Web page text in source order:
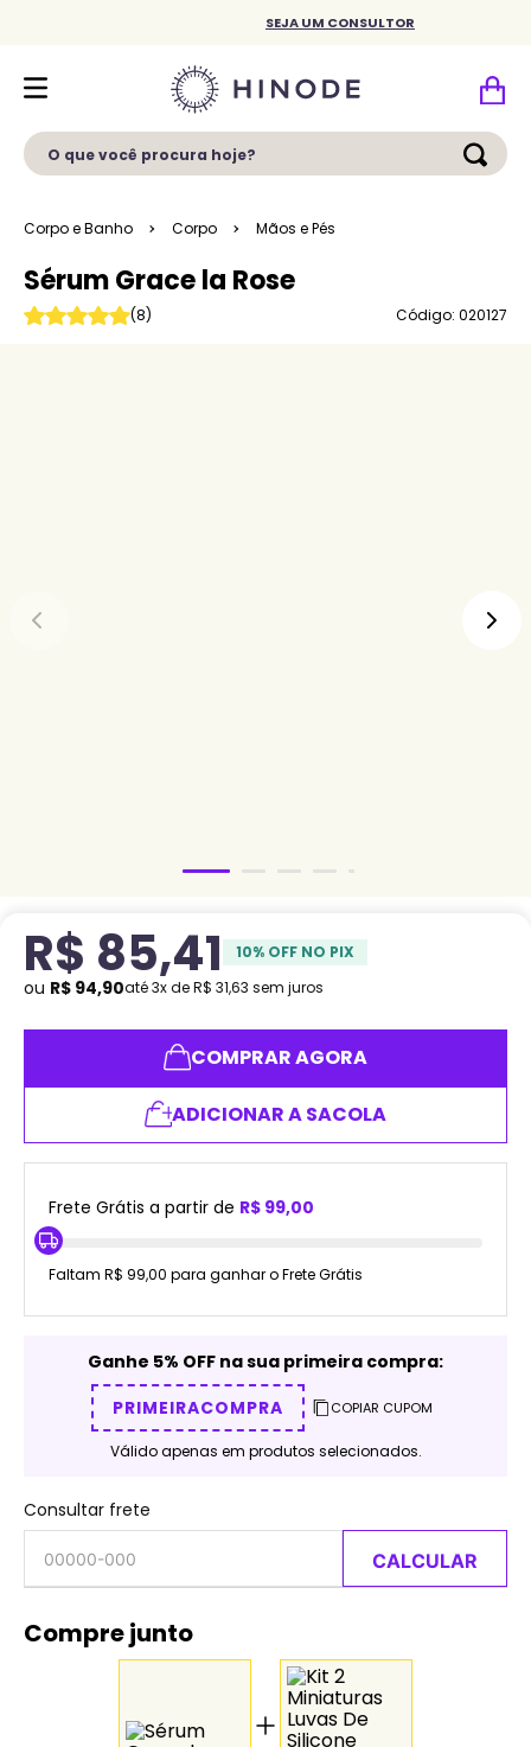
SEJA UM CONSULTOR
O que você procura hoje?
Corpo e Banho Corpo Mãos e Pés
Sérum Grace la Rose
(8) Código: 020127
R$ 85,41 10% OFF NO PIX
ou R$ 94,90até3x deR$ 31,63 sem juros
COMPRAR AGORA
ADICIONAR A SACOLA
Frete Grátis a partir de R$ 99,00
Faltam R$ 99,00 para ganhar o Frete Grátis
Ganhe 5% OFF na sua primeira compra:
PRIMEIRACOMPRA
COPIAR CUPOM
Válido apenas em produtos selecionados.
Consultar frete
CALCULAR
Compre junto